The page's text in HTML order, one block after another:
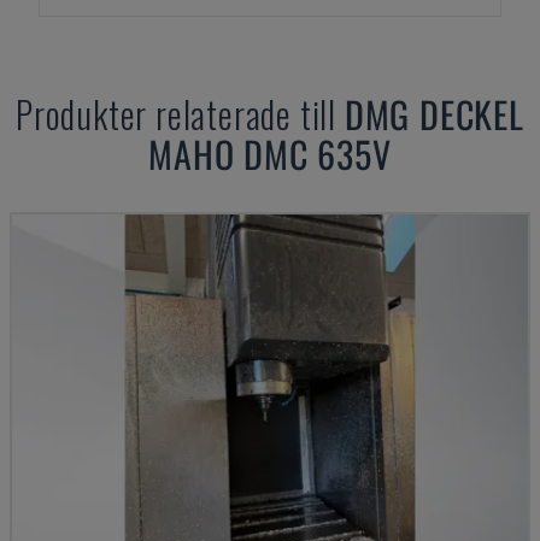
Produkter relaterade till DMG DECKEL
MAHO DMC 635V